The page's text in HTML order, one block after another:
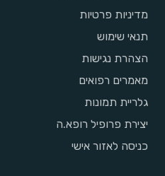
מדיניות פרטיות
תנאי שימוש
הצהרת נגישות
מאמרים רפואים
גלריית תמונות
יצירת פרופיל רופא.ה
כניסה לאזור אישי